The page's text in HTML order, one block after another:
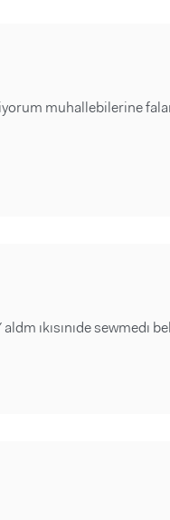
muhallebilerine
ıkısınıde sewmedı